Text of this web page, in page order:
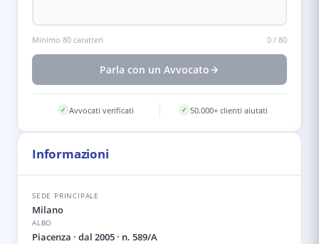
Minimo 80 caratteri 0 / 80
Parla con un Avvocato
✓ Avvocati verificati ✓ 50.000+ clienti aiutati
Informazioni
SEDE PRINCIPALE
Milano
ALBO
Piacenza · dal 2005 · n. 589/A